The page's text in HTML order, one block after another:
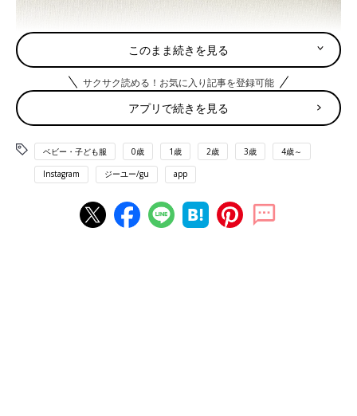
このまま続きを見る
サクサク読める！お気に入り記事を登録可能
アプリで続きを見る
ベビー・子ども服 0歳 1歳 2歳 3歳 4歳～
Instagram ジーユー/gu app